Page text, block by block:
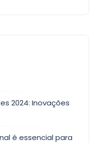
2024: Inovações
é essencial para